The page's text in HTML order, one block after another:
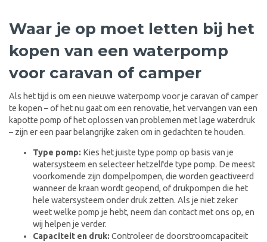
Waar je op moet letten bij het
kopen van een waterpomp
voor caravan of camper
Als het tijd is om een nieuwe waterpomp voor je caravan of camper
te kopen – of het nu gaat om een renovatie, het vervangen van een
kapotte pomp of het oplossen van problemen met lage waterdruk
– zijn er een paar belangrijke zaken om in gedachten te houden.
Type pomp: Kies het juiste type pomp op basis van je
watersysteem en selecteer hetzelfde type pomp. De meest
voorkomende zijn dompelpompen, die worden geactiveerd
wanneer de kraan wordt geopend, of drukpompen die het
hele watersysteem onder druk zetten. Als je niet zeker
weet welke pomp je hebt, neem dan contact met ons op, en
wij helpen je verder.
Capaciteit en druk:Controleer de doorstroomcapaciteit